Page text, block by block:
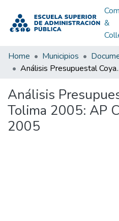
&
Home Municipios
Análisis
Análisis
Tolima 2005: AP
2005